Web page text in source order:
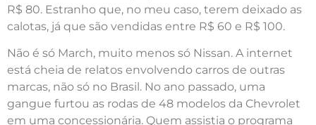
R$ 80. Estranho que, no meu caso, terem deixado as
calotas, já que são vendidas entre R$ 60 e R$ 100.
Não é só March, muito menos só Nissan. A internet
está cheia de relatos envolvendo carros de outras
marcas, não só no Brasil. No ano passado, uma
gangue furtou as rodas de 48 modelos da Chevrolet
em uma concessionária. Quem assistia o programa